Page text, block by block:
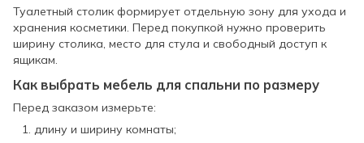
Туалетный столик формирует отдельную зону для ухода и
хранения косметики. Перед покупкой нужно проверить
ширину столика, место для стула и свободный доступ к
ящикам.
Как выбрать мебель для спальни по размеру
Перед заказом измерьте:
длину и ширину комнаты;